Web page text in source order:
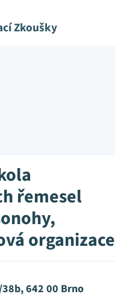
Zkoušky
řemesel
organizace
642 00 Brno